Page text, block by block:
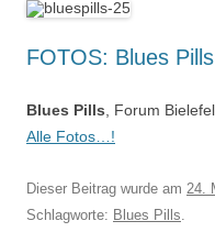
FOTOS: Blues
Blues Pills , Forum
Alle Fotos…!
Dieser Beitrag wurde am 24.
Schlagworte: Blues Pills.